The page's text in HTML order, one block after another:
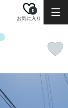
お気に入り
0